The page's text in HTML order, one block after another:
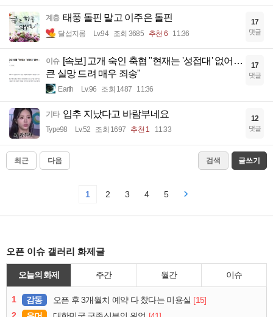
계층 태풍 돌핀 말고 이주은 돌핀
달섭지롱 Lv.94 조회 3685 추천 6 11:36
17
댓글
이슈 [속보] 고개 숙인 축협 "현재는 '성접대' 없어…
큰 실망 드려 매우 죄송"
Earth Lv.96 조회 1487 11:36
17
댓글
기타 입추 지났다고 바람부네요
Type98 Lv.52 조회 1697 추천 1 11:33
12
댓글
최근 다음 검색 글쓰기
1 2 3 4 5
오픈 이슈 갤러리 화제글
오늘의 화제 주간 월간 이슈
1 감동 오픈 후 3개월치 예약 다 찼다는 미용실 [15]
2